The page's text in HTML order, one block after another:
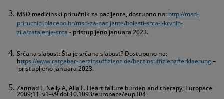
MSD medicinski priručnik za pacijente, dostupno na: http://msd-
prirucnici.placebo.hr/msd-za-pacijente/bolesti-srca-i-krvnih-
zila/zatajenje-srca- pristupljeno januara 2023.
Srčana slabost: Šta je srčana slabost? Dostupono na:
https://www.ratgeber-herzinsuffizienz.de/herzinsuffizienz#erklaerung–
pristupljeno januara 2023.
Zannad F, Nelly A, Alla F. Heart failure burden and therapy; Europace
2009;11, v1–v9 doi:10.1093/europace/eup304